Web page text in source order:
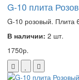
G-10 плита
G-10 розовый.
В наличии: 2 шт.
1750р.